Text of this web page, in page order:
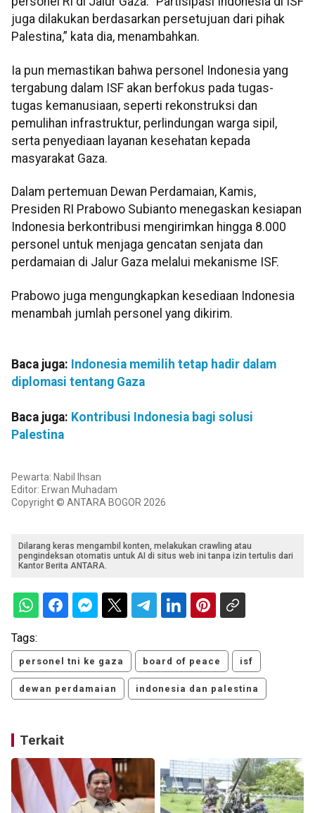
juga dilakukan berdasarkan persetujuan dari pihak
Palestina,” kata dia, menambahkan.
Ia pun memastikan bahwa personel Indonesia yang
tergabung dalam ISF akan berfokus pada tugas-
tugas kemanusiaan, seperti rekonstruksi dan
pemulihan infrastruktur, perlindungan warga sipil,
serta penyediaan layanan kesehatan kepada
masyarakat Gaza.
Dalam pertemuan Dewan Perdamaian, Kamis,
Presiden RI Prabowo Subianto menegaskan kesiapan
Indonesia berkontribusi mengirimkan hingga 8.000
personel untuk menjaga gencatan senjata dan
perdamaian di Jalur Gaza melalui mekanisme ISF.
Prabowo juga mengungkapkan kesediaan Indonesia
menambah jumlah personel yang dikirim.
Baca juga: Indonesia memilih tetap hadir dalam
diplomasi tentang Gaza
Baca juga: Kontribusi Indonesia bagi solusi
Palestina
Pewarta: Nabil Ihsan
Editor: Erwan Muhadam
Copyright © ANTARA BOGOR 2026
Dilarang keras mengambil konten, melakukan crawling atau
pengindeksan otomatis untuk AI di situs web ini tanpa izin tertulis dari
Kantor Berita ANTARA.
Tags:
personel tni ke gaza board of peace isf
dewan perdamaian indonesia dan palestina
Terkait